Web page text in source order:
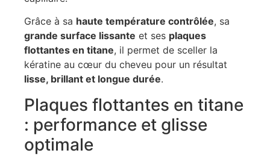
Grâce à sa haute température contrôlée, sa
grande surface lissante et ses plaques
flottantes en titane, il permet de sceller la
kératine au cœur du cheveu pour un résultat
lisse, brillant et longue durée.
Plaques flottantes en titane
: performance et glisse
optimale